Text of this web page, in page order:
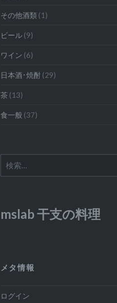
その他酒類(1)
ビール(9)
ワイン (6)
日本酒･焼酎 (29)
茶(13)
食一般 (37)
索:
mslab 干支の料理
メタ情報
ログイン